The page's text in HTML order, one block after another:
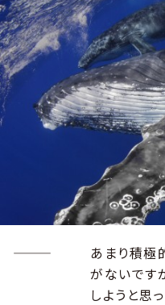
―――
あまり積極
がないです
しようと思